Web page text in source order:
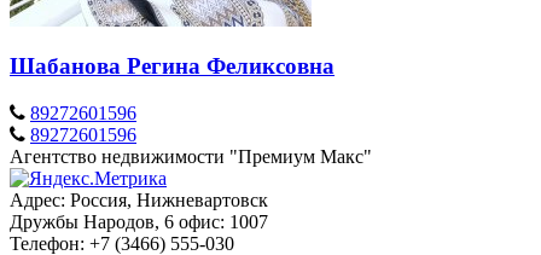
Шабанова Регина Феликсовна
89272601596
89272601596
Агентство недвижимости "Премиум Макс"
Адрес: Россия, Нижневартовск
Дружбы Народов, 6 офис: 1007
Телефон: +7 (3466) 555-030